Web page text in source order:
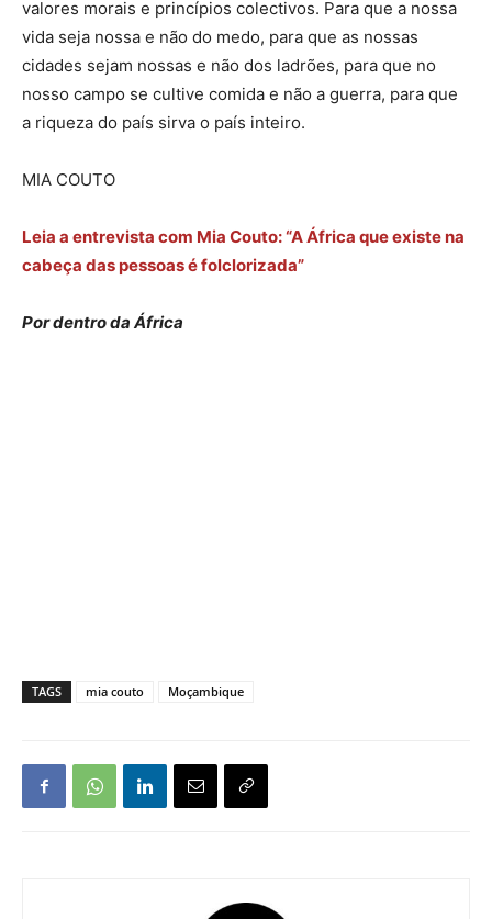
valores morais e princípios colectivos. Para que a nossa
vida seja nossa e não do medo, para que as nossas
cidades sejam nossas e não dos ladrões, para que no
nosso campo se cultive comida e não a guerra, para que
a riqueza do país sirva o país inteiro.
MIA COUTO
Leia a entrevista com Mia Couto: “A África que existe na
cabeça das pessoas é folclorizada”
Por dentro da África
TAGS mia couto Moçambique